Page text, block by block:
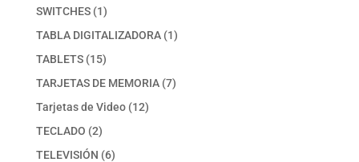
SWITCHES 11
producto
TABLA DIGITALIZADORA 11
TABLETS 1515
productos
TARJETAS DE MEMORIA 77
Tarjetas de Video 1212
TECLADO 22
productos
TELEVISIÓN 66